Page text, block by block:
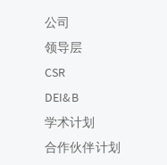
公司
领导层
CSR
DEI&B
学术计划
合作伙伴计划